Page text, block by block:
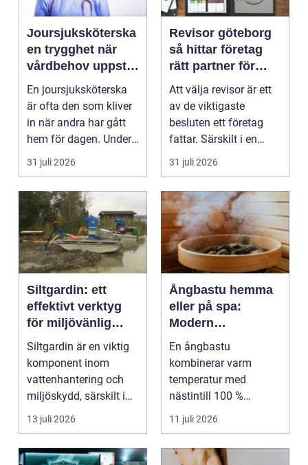
Joursjuksköterska
en trygghet när
vårdbehov uppstår
dygnet runt
En joursjuksköterska
är ofta den som kliver
in när andra har gått
hem för dagen. Under
sena kvällar,...
31 juli 2026
Revisor göteborg
så hittar företag
rätt partner för
trygg tillväxt
Att välja revisor är ett
av de viktigaste
besluten ett företag
fattar. Särskilt i en
företagsintensi...
31 juli 2026
Siltgardin: ett
effektivt verktyg
för miljövänlig
vattenhantering
Siltgardin är en viktig
komponent inom
vattenhantering och
miljöskydd, särskilt i
verksamheter som i...
13 juli 2026
Ångbastu hemma
eller på spa:
Modern
återhämtning med
uråldrig logik
En ångbastu
kombinerar varm
temperatur med
nästintill 100 %
luftfuktighet för att
sk...
11 juli 2026